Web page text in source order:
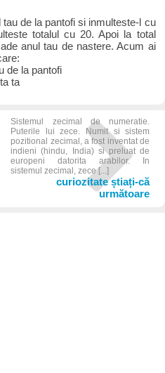
de la pantofi si inmulteste-l cu
totalul cu 20. Apoi la total
anul tau de nastere. Acum ai
de la pantofi
ta
Sistemul zecimal de numeratie.
Puterile lui zece. Numit si sistem
pozitional zecimal, a fost inventat de
indieni (hindu, India) si preluat de
europeni datorita arabilor. In
sistemul zecimal, zece [...]
curiozitate știați-că
următoare